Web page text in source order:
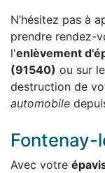
N’hésitez pas à
prendre rendez-
l'enlèvement
(91540) ou sur
destruction de
automobile
Avec votre